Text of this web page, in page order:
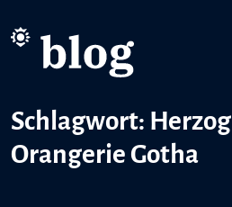
Schlagwort:
Orangerie Gotha